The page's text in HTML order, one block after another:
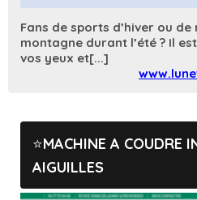
Fans de sports d’hiver ou
montagne durant l’été ? Il
vos yeux et[...]
MACHINE A COUDRE
AIGUILLES